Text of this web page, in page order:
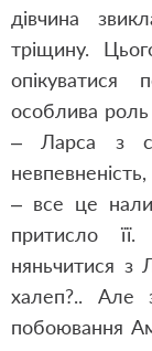
дівчина
тріщину.
особлива роль
– Ларса з
– все це
притисло
няньчитися з
халеп?.. Але
побоювання